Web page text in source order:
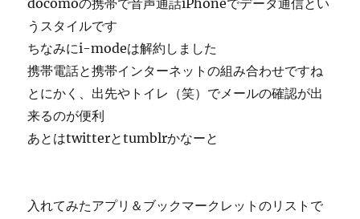
docomoの携帯で音声通話iPhoneでデータ通信とい
うスタイルです
ちなみにi-modeは解約しました
携帯電話と携帯インターネットの組み合わせですね
とにかく、出先やトイレ（笑）でメールの確認が出
来るのが便利
あとはtwitterとtumblrかなーと
入れてみたアプリ＆ブックマークレットのリストで